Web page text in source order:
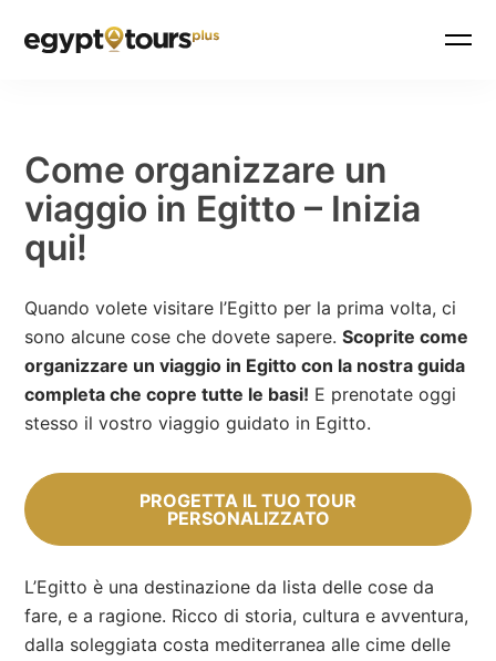
Come organizzare un
viaggio in Egitto – Inizia
qui!
Quando volete visitare l’Egitto per la prima volta, ci
sono alcune cose che dovete sapere.Scoprite come
organizzare un viaggio in Egitto con la nostra guida
completa che copre tutte le basi! E prenotate oggi
stesso il vostro viaggio guidato in Egitto.
PROGETTA IL TUO TOUR
PERSONALIZZATO
L’Egitto è una destinazione da lista delle cose da
fare, e a ragione. Ricco di storia, cultura e avventura,
dalla soleggiata costa mediterranea alle cime delle